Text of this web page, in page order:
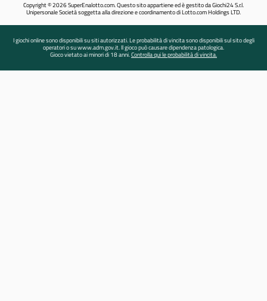
Copyright © 2026 SuperEnalotto.com. Questo sito appartiene ed è gestito da Giochi24 S.r.l.
Unipersonale Società soggetta alla direzione e coordinamento di Lotto.com Holdings LTD.
I giochi online sono disponibili su siti autorizzati. Le probabilità di vincita sono disponibili sul sito degli
operatori o su www.adm.gov.it. Il gioco può causare dipendenza patologica.
Gioco vietato ai minori di 18 anni.Controlla qui le probabilità di vincita.